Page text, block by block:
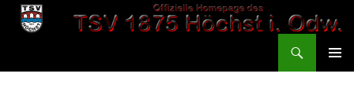
Zum
Inhalt